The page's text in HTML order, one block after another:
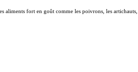
aliments fort en goût comme les poivrons, les